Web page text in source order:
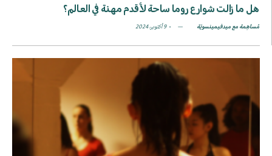
هل ما زالت شوارع روما ساحة لأقدم مهنة في العالم؟
مُساهِمة مع ميدفيمينسويّة 9 أكتوبر، 2024